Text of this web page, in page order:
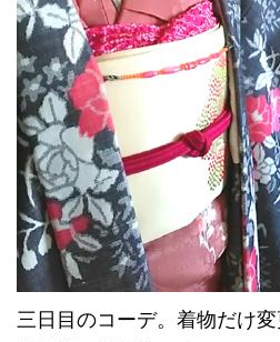
三日目のコーデ。着物だけ変